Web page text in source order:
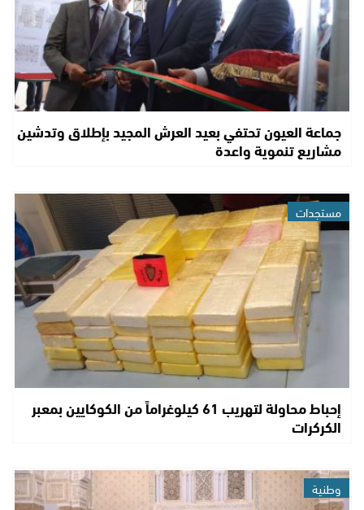
جماعة العيون تحتفي بعيد العرش المجيد بإطلاق وتدشين
مشاريع تنموية واعدة
مستجدات
إحباط محاولة لتهريب 61 كيلوغراماً من الكوكايين بمعبر
الكركرات
وطنية